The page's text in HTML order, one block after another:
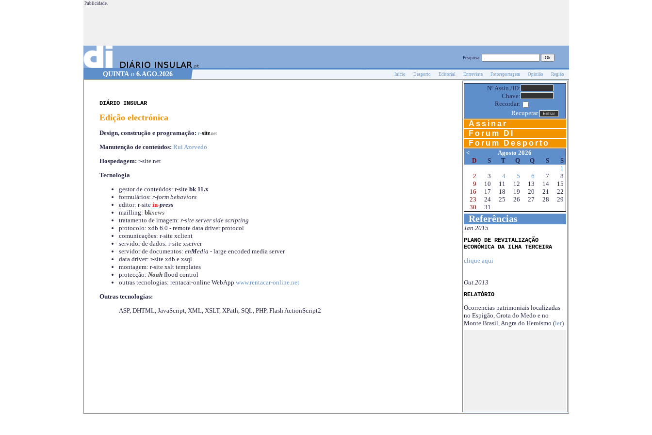
Publicidade.
Pesquisa:
QUINTA o 6.AGO.2026 Início Desporto Editorial Entrevista Fotoreportagem Opinião Região
DIÁRIO INSULAR
Edição electrónica
Design, construção e programação: r-site.net
Manutenção de conteúdos: Rui Azevedo
Hospedagem: r-site.net
Tecnologia
gestor de conteúdos: r-site bk 11.x
formulários: r-form behaviors
editor: r-site in-press
mailling: bknews
tratamento de imagem: r-site server side scripting
protocolo: xdb 6.0 - remote data driver protocol
comunicações: r-site xclient
servidor de dados: r-site xserver
servidor de documentos: enMedia - large encoded media server
data driver: r-site xdb e xsql
montagem: r-site xslt templates
protecção: Noahflood control
outras tecnologias: rentacar-online WebApp www.rentacar-online.net
Outras tecnologias:
ASP, DHTML, JavaScript, XML, XSLT, XPath, SQL, PHP, Flash ActionScript2
Nº Assin./ID:
Chave:
Recordar:
Recuperar
Assinar
Forum DI
Forum Desporto
<
Agosto 2026
D
S T Q Q S
S
1
2
3 4 5 6 7
8
9
10 11 12 13 14
15
16
17 18 19 20 21
22
23
24 25 26 27 28
29
30
31
Referências
Jan.2015
PLANO DE REVITALIZAÇÃO
ECONÓMICA DA ILHA TERCEIRA
clique aqui
Out.2013
RELATÓRIO
Ocorrencias patrimoniais localizadas
no Espigão, Grota do Medo e no
Monte Brasil, Angra do Heroísmo (ler)